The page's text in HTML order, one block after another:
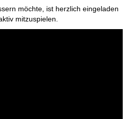
möchte, ist herzlich eingeladen
mitzuspielen.